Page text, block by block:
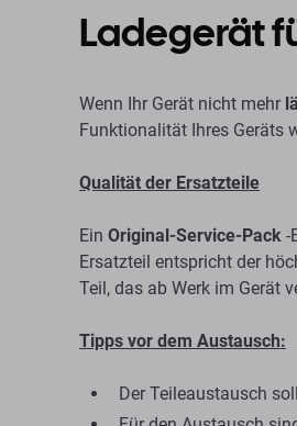
Service Pack
Ladegerät
Wenn Ihr Gerät nicht mehr
Funktionalität Ihres Geräts
Qualität der Ersatzteile
Ein Original-Service-Pack -
Ersatzteil entspricht der
Teil, das ab Werk im Gerät
Tipps vor dem Austausch:
Der Teileaustausch